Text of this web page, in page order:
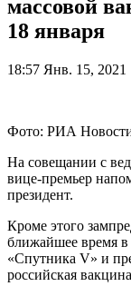
массовой
18 января
18:57 Янв. 15, 2021
Фото: РИА
На совещании с
вице-премьер
президент.
Кроме этого
ближайшее время
«Спутника V» и
российская